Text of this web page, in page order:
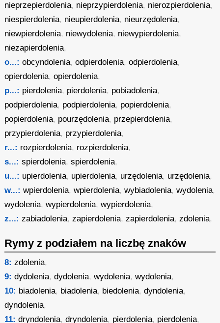
nieprzepierdolenia, nieprzypierdolenia, nierozpierdolenia,
niespierdolenia, nieupierdolenia, nieurzędolenia,
niewpierdolenia, niewydolenia, niewypierdolenia,
niezapierdolenia,
o...: obcyndolenia,odpierdolenia,odpierdolenia,
opierdolenia,opierdolenia,
p...: pierdolenia, pierdolenia, pobiadolenia,
podpierdolenia, podpierdolenia, popierdolenia,
popierdolenia, pourzędolenia, przepierdolenia,
przypierdolenia, przypierdolenia,
r...: rozpierdolenia, rozpierdolenia,
s...: spierdolenia,spierdolenia,
u...: upierdolenia, upierdolenia, urzędolenia, urzędolenia,
w...: wpierdolenia,wpierdolenia,wybiadolenia,wydolenia,
wydolenia,wypierdolenia,wypierdolenia,
z...: zabiadolenia,zapierdolenia,zapierdolenia,zdolenia,
Rymy z podziałem na liczbę znaków
8: zdolenia,
9: dydolenia,dydolenia,wydolenia,wydolenia,
10: biadolenia, biadolenia, biedolenia,dyndolenia,
dyndolenia,
11: dryndolenia,dryndolenia, pierdolenia, pierdolenia,